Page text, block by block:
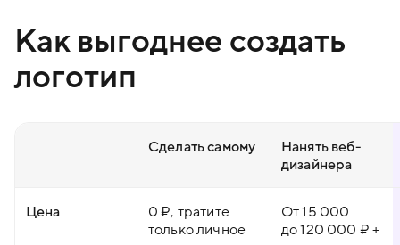
Как выгоднее создать
логотип
Сделать самому
Нанять веб-
дизайнера
Цена
0 ₽, тратите
только личное
От 15 000
до 120 000 ₽ +